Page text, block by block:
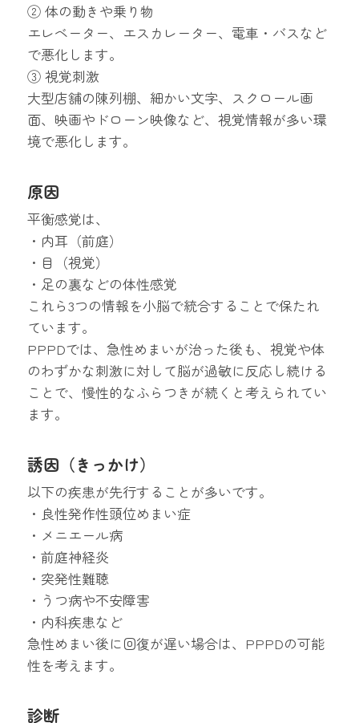
② 体の動きや乗り物
エレベーター、エスカレーター、電車・バスなど
で悪化します。
③ 視覚刺激
大型店舗の陳列棚、細かい文字、スクロール画
面、映画やドローン映像など、視覚情報が多い環
境で悪化します。
原因
平衡感覚は、
・内耳（前庭）
・目（視覚）
・足の裏などの体性感覚
これら3つの情報を小脳で統合することで保たれ
ています。
PPPDでは、急性めまいが治った後も、視覚や体
のわずかな刺激に対して脳が過敏に反応し続ける
ことで、慢性的なふらつきが続くと考えられてい
ます。
誘因（きっかけ）
以下の疾患が先行することが多いです。
・良性発作性頭位めまい症
・メニエール病
・前庭神経炎
・突発性難聴
・うつ病や不安障害
・内科疾患など
急性めまい後に回復が遅い場合は、PPPDの可能
性を考えます。
診断